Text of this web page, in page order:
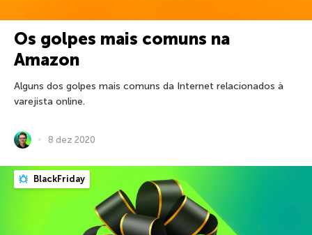
Os golpes mais comuns na
Amazon
Alguns dos golpes mais comuns da Internet relacionados à
varejista online.
8 dez 2020
BlackFriday